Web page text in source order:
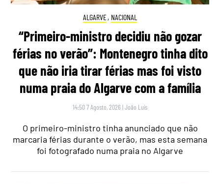
ALGARVE, NACIONAL
“Primeiro-ministro decidiu não gozar
férias no verão”: Montenegro tinha dito
que não iria tirar férias mas foi visto
numa praia do Algarve com a família
14:50 7 Agosto, 2026 |João Luís
O primeiro-ministro tinha anunciado que não
marcaria férias durante o verão, mas esta semana
foi fotografado numa praia no Algarve